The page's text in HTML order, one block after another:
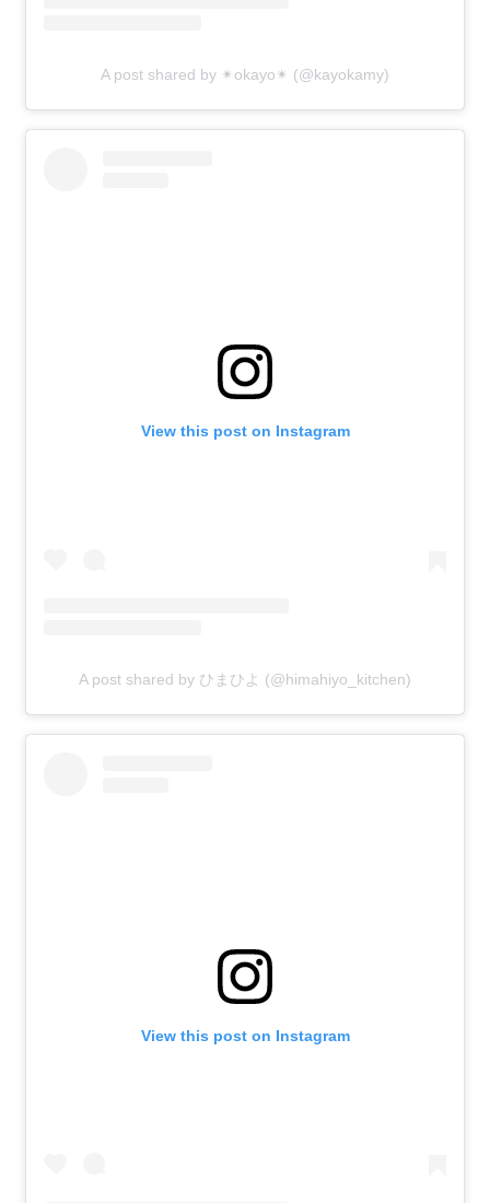
A post shared by ✴︎okayo✴︎ (@kayokamy)
View this post on Instagram
A post shared by ひまひよ (@himahiyo_kitchen)
View this post on Instagram